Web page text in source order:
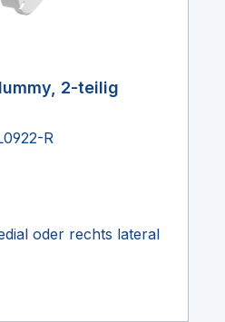
2-teilig
R
oder rechts lateral